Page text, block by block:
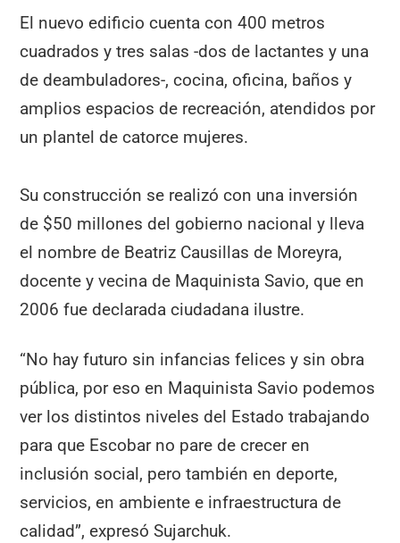
El nuevo edificio cuenta con 400 metros
cuadrados y tres salas -dos de lactantes y una
de deambuladores-, cocina, oficina, baños y
amplios espacios de recreación, atendidos por
un plantel de catorce mujeres.
Su construcción se realizó con una inversión
de $50 millones del gobierno nacional y lleva
el nombre de Beatriz Causillas de Moreyra,
docente y vecina de Maquinista Savio, que en
2006 fue declarada ciudadana ilustre.
“No hay futuro sin infancias felices y sin obra
pública, por eso en Maquinista Savio podemos
ver los distintos niveles del Estado trabajando
para que Escobar no pare de crecer en
inclusión social, pero también en deporte,
servicios, en ambiente e infraestructura de
calidad”, expresó Sujarchuk.